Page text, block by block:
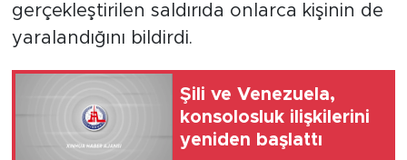
gerçekleştirilen saldırıda onlarca kişinin de
yaralandığını bildirdi.
Şili ve Venezuela,
konsolosluk ilişkilerini
yeniden başlattı